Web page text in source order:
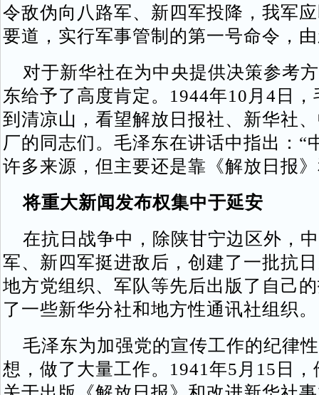
令敌伪向八路军、新四军投降，我军
要道，实行军事管制的第一号命令，
对于新华社在为中央提供决策参考
东给予了高度肯定。1944年10月4日
到清凉山，看望解放日报社、新华社
厂的同志们。毛泽东在讲话中指出：“
许多来源，但主要还是靠《解放日报
将重大新闻发布权集中于延安
在抗日战争中，除陕甘宁边区外，
军、新四军挺进敌后，创建了一批抗
地方党组织、军队等先后出版了自己
了一些新华分社和地方性通讯社组织。
毛泽东为加强党的宣传工作的纪律
想，做了大量工作。1941年5月15日